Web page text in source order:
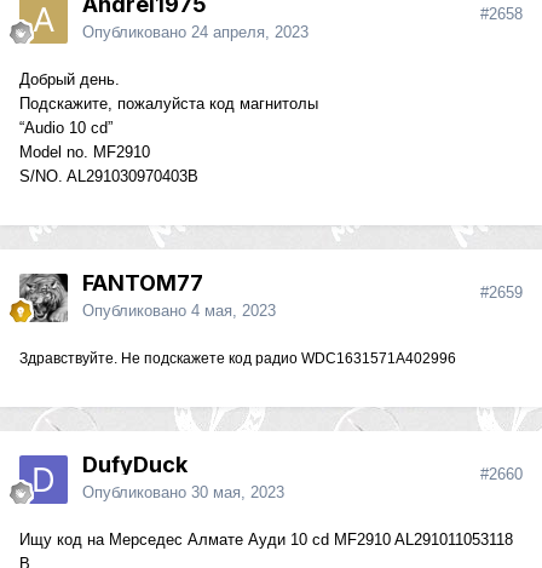
Опубликовано 24 апреля, 2023
#2658
Добрый день.
Подскажите, пожалуйста код магнитолы
“Audio 10 cd”
Model no. MF2910
S/NO. AL291030970403B
FANTOM77
Опубликовано 4 мая, 2023
#2659
Здравствуйте. Не подскажете код радио WDC1631571A402996
DufyDuck
Опубликовано 30 мая, 2023
#2660
Ищу код на Мерседес Алмате Ауди 10 cd MF2910 AL291011053118
B